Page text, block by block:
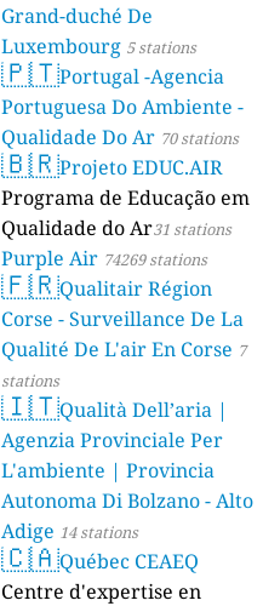
Grand-duché De
Luxembourg 5 stations
🇵🇹Portugal -Agencia
Portuguesa Do Ambiente -
Qualidade Do Ar 70 stations
🇧🇷Projeto EDUC.AIR
Programa de Educação em
Qualidade do Ar31 stations
Purple Air 74269 stations
🇫🇷Qualitair Région
Corse - Surveillance De La
Qualité De L'air En Corse 7
stations
🇮🇹Qualità Dell’aria |
Agenzia Provinciale Per
L'ambiente | Provincia
Autonoma Di Bolzano - Alto
Adige 14 stations
🇨🇦Québec CEAEQ
Centre d'expertise en